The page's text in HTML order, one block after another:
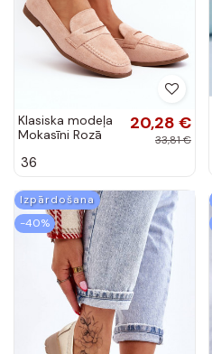
Klasiska modeļa
Mokasīni Rozā
20,28 €
33,81 €
36
Izpārdošana
-40%